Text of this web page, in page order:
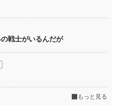
戦士がいるんだが
もっと見る